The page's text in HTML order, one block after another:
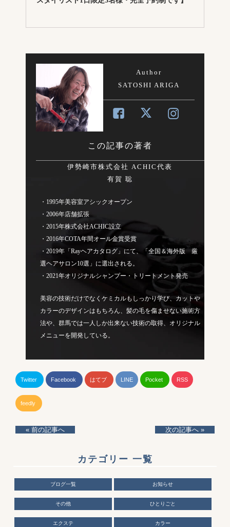
Author
SATOSHI ARIGA
この記事の著者
伊勢崎市株式会社 ACHIC代表
有賀 聡
・1995年美容室アシックオープン
・2006年店舗拡張
・2015年株式会社ACHIC設立
・2016年COTA年間オール金賞受賞
・2019年「Rayヘアカタログ」にて、「全国＆海外版 厳
選ヘアサロン10選」に選出される。
・2021年オリジナルシャンプー・トリートメント発売
美容の技術だけでなくケミカルもしっかり学び、カットや
カラーのデザインはもちろん、髪の毛を傷ませない施術方
法や、群馬では一人しか出来ない技術の取得、オリジナル
メニューを開発している。
Twitter Facebook はてブ LINE Pocket RSS
feedly
« 前の記事へ 次の記事へ »
カテゴリー 一覧
ブログ一覧 お知らせ
その他 ひとりごと
エクステ カラー